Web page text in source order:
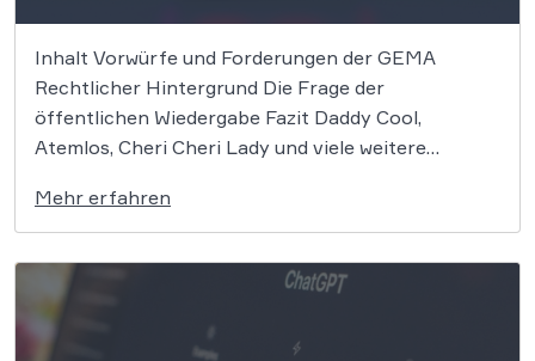
Inhalt Vorwürfe und Forderungen der GEMA
Rechtlicher Hintergrund Die Frage der
öffentlichen Wiedergabe Fazit Daddy Cool,
Atemlos, Cheri Cheri Lady und viele weitere
bedeutenden Urheberrechtsprozesses werden. Die
GEMA klagt gegen das KI-Unternehmen Suno und
will die Rechte ihrer Mitglieder verteidigen. Dem
Unternehmen […]
Mehr erfahren